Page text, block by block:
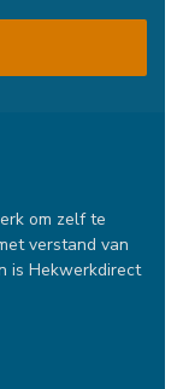
om zelf te
verstand van
is Hekwerkdirect